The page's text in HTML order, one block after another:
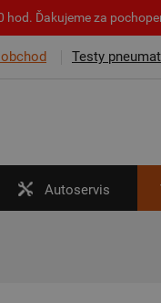
Ďakujeme za
Testy
Autoservis